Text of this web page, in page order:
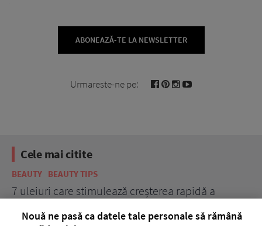
ABONEAZĂ-TE LA NEWSLETTER
Urmareste-ne pe:
Cele mai citite
BEAUTY BEAUTY TIPS
7 uleiuri care stimulează creșterea rapidă a
Nouă ne pasă ca datele tale personale să rămână